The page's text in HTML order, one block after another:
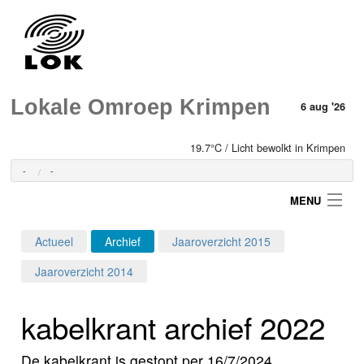
Lokale Omroep Krimpen 6 aug '26
19.7°C / Licht bewolkt in Krimpen
- -
MENU
Programma's
Actueel Archief
Jaaroverzicht 2015
Jaaroverzicht 2014
kabelkrant archief 2022